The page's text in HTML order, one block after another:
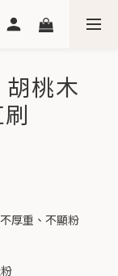
胡桃木
厚重、不顯粉